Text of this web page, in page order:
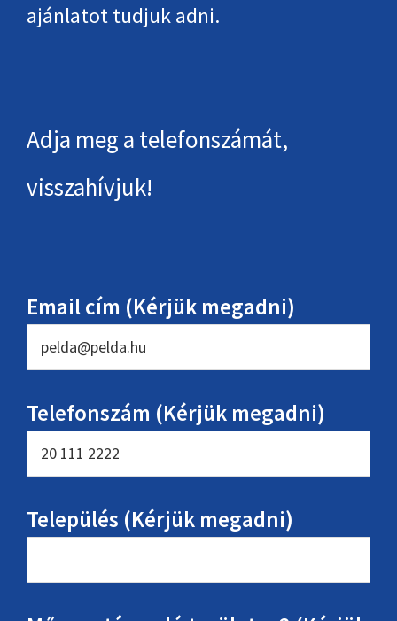
ajánlatot tudjuk adni.
Adja meg a telefonszámát,
visszahívjuk!
Email cím (Kérjük megadni)
Telefonszám (Kérjük megadni)
Település (Kérjük megadni)